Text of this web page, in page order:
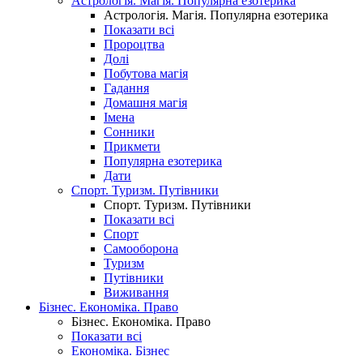
Астрологія. Магія. Популярна езотерика
Показати всі
Пророцтва
Долі
Побутова магія
Гадання
Домашня магія
Імена
Сонники
Прикмети
Популярна езотерика
Дати
Спорт. Туризм. Путівники
Спорт. Туризм. Путівники
Показати всі
Спорт
Самооборона
Туризм
Путівники
Виживання
Бізнес. Економіка. Право
Бізнес. Економіка. Право
Показати всі
Економіка. Бізнес